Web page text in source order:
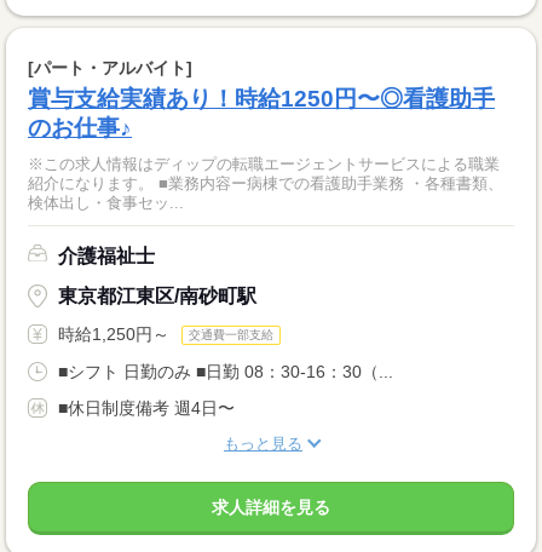
[パート・アルバイト]
賞与支給実績あり！時給1250円〜◎看護助手
のお仕事♪
※この求人情報はディップの転職エージェントサービスによる職業
紹介になります。 ■業務内容ー病棟での看護助手業務 ・各種書類、
検体出し・食事セッ...
介護福祉士
東京都江東区/南砂町駅
時給1,250円～ 交通費一部支給
■シフト 日勤のみ ■日勤 08：30-16：30（...
■休日制度備考 週4日〜
もっと見る
求人詳細を見る